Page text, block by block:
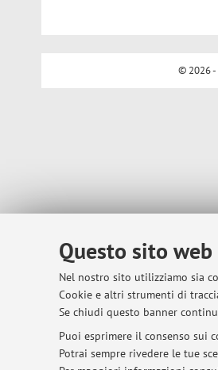
Questo sito
Nel nostro sito utilizziamo sia
Cookie e altri strumenti di
Se chiudi questo banner
Puoi esprimere il consenso sui
Potrai sempre rivedere le tue
© 2026 -